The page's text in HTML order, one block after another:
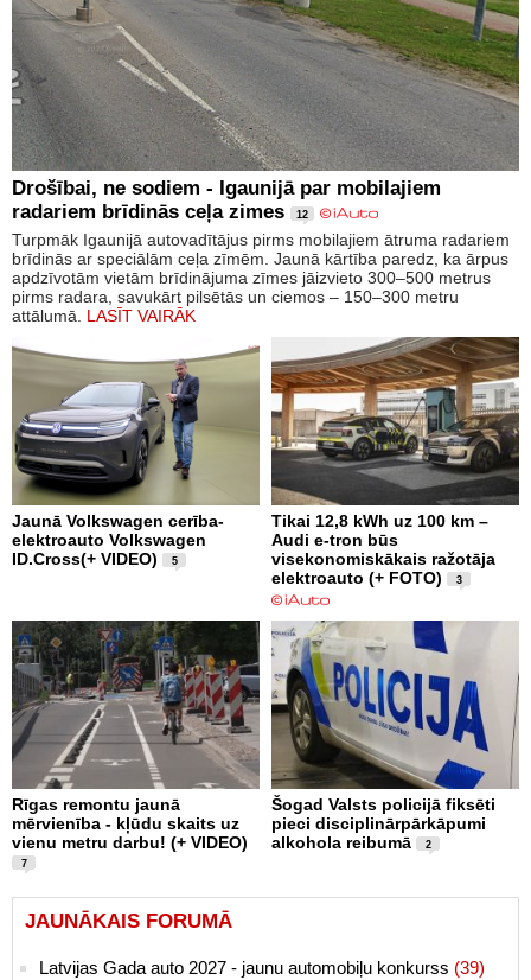
Drošībai, ne sodiem - Igaunijā par mobilajiem
radariem brīdinās ceļa zimes
12
Turpmāk Igaunijā autovadītājus pirms mobilajiem ātruma radariem
brīdinās ar speciālām ceļa zīmēm. Jaunā kārtība paredz, ka ārpus
apdzīvotām vietām brīdinājuma zīmes jāizvieto 300–500 metrus
pirms radara, savukārt pilsētās un ciemos – 150–300 metru
attālumā. LASĪT VAIRĀK
Jaunā Volkswagen cerība-
elektroauto Volkswagen
ID.Cross(+ VIDEO)
5
Tikai 12,8 kWh uz 100 km –
Audi e-tron būs
visekonomiskākais ražotāja
elektroauto (+ FOTO)
3
Rīgas remontu jaunā
mērvienība - kļūdu skaits uz
vienu metru darbu! (+ VIDEO)
7
Šogad Valsts policijā fiksēti
pieci disciplinārpārkāpumi
alkohola reibumā
2
JAUNĀKAIS FORUMĀ
Latvijas Gada auto 2027 - jaunu automobiļu konkurss (39)